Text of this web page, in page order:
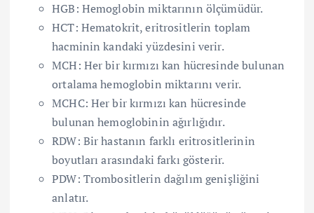
HGB: Hemoglobin miktarının ölçümüdür.
HCT: Hematokrit, eritrositlerin toplam
hacminin kandaki yüzdesini verir.
MCH: Her bir kırmızı kan hücresinde bulunan
ortalama hemoglobin miktarını verir.
MCHC: Her bir kırmızı kan hücresinde
bulunan hemoglobinin ağırlığıdır.
RDW: Bir hastanın farklı eritrositlerinin
boyutları arasındaki farkı gösterir.
PDW: Trombositlerin dağılım genişliğini
anlatır.